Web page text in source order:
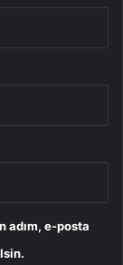
adım, e-posta